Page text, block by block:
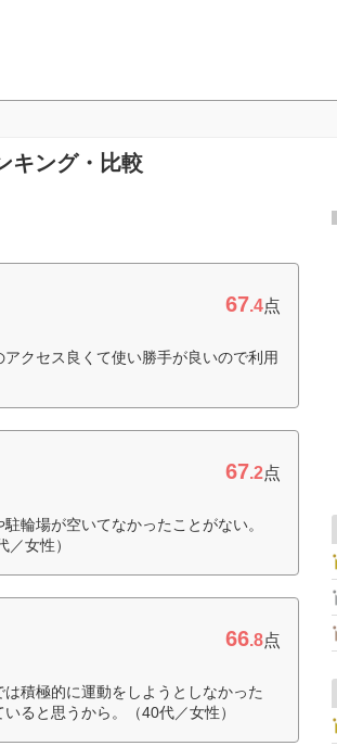
キング・比較
67.4点
クセス良くて使い勝手が良いので利用
67.2点
輪場が空いてなかったことがない。
女性）
66.8点
積極的に運動をしようとしなかった
ると思うから。（40代／女性）